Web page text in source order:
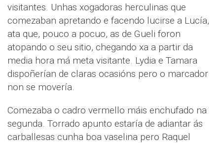
visitantes. Unhas xogadoras herculinas que
comezaban apretando e facendo lucirse a Lucía,
ata que, pouco a pocuo, as de Gueli foron
atopando o seu sitio, chegando xa a partir da
media hora má meta visitante. Lydia e Tamara
dispoñerían de claras ocasións pero o marcador
non se movería.
Comezaba o cadro vermello máis enchufado na
segunda. Torrado apunto estaría de adiantar ás
carballesas cunha boa vaselina pero Raquel